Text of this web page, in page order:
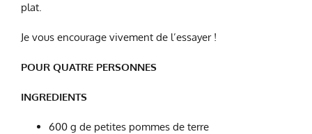
plat.
Je vous encourage vivement de l’essayer !
POUR QUATRE PERSONNES
INGREDIENTS
600 g de petites pommes de terre